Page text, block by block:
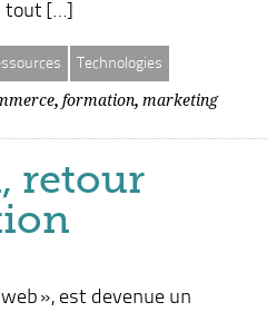
tout […]
Technologies
, formation, marketing
retour
», est devenue un